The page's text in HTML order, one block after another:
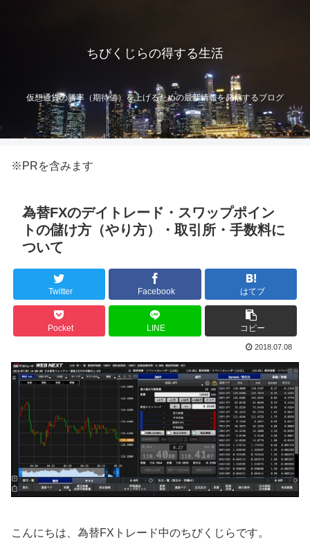
ちびくじらの得する生活
仮想通貨の勝率（期待値）を上げるための最新情報を発信するブログ
※PRを含みます
為替FXのデイトレード・スワップポイン
トの儲け方（やり方）・取引所・手数料に
ついて
Twitter Facebook はてブ
Pocket LINE コピー
2018.07.08
こんにちは、為替FXトレード中のちびくじらです。